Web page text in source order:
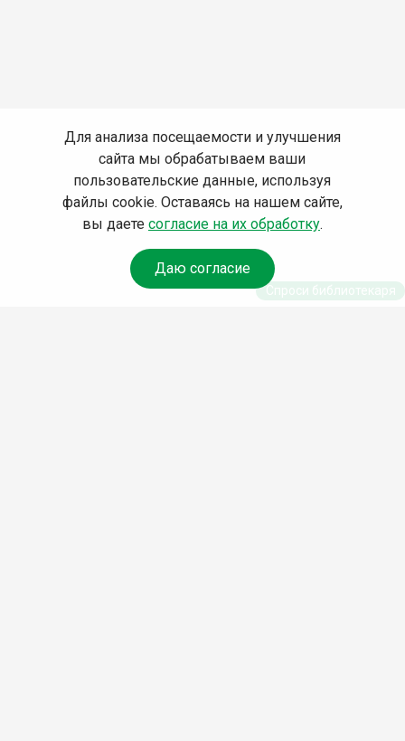
Для анализа посещаемости и улучшения
сайта мы обрабатываем ваши
пользовательские данные, используя
файлы cookie. Оставаясь на нашем сайте,
вы даете согласие на их обработку.
Даю согласие
Спроси библиотекаря